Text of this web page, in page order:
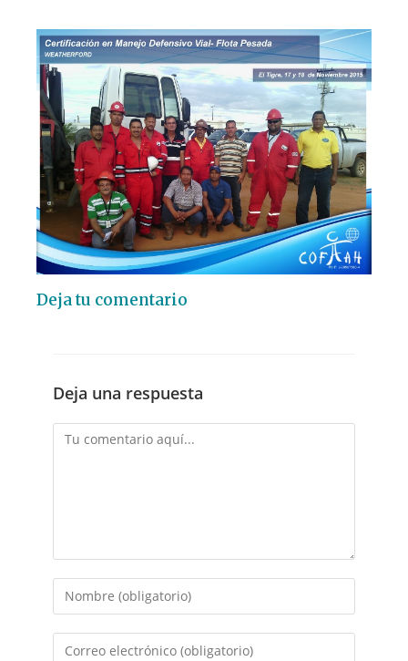
Deja tu comentario
Deja una respuesta